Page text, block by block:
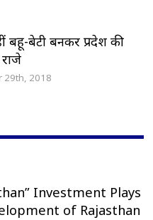
बहू-बेटी बनकर प्रदेश की
29th, 2018
Investment Plays
of Rajasthan